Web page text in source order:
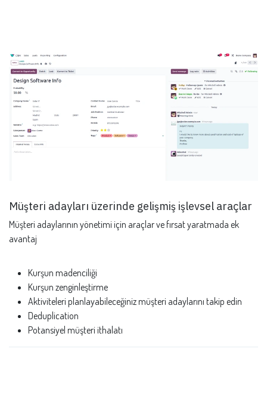
Müşteri adayları üzerinde gelişmiş işlevsel araçlar
Müşteri adaylarının yönetimi için araçlar ve fırsat yaratmada ek
avantaj
Kurşun madenciliği
Kurşun zenginleştirme
Aktiviteleri planlayabileceğiniz müşteri adaylarını takip edin
Deduplication
Potansiyel müşteri ithalatı